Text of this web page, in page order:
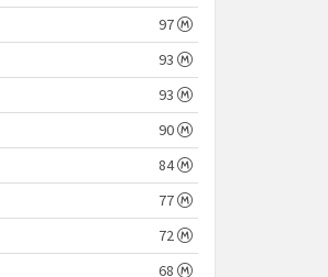
97
93
93
90
84
77
72
68